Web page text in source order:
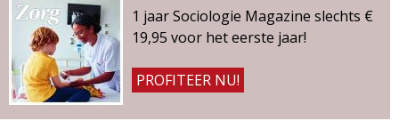
1 jaar Sociologie Magazine slechts €
19,95 voor het eerste jaar!
PROFITEER NU!